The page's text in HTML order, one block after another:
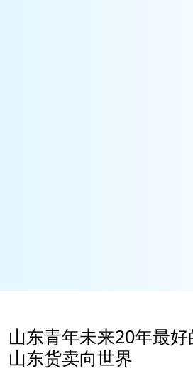
山东青年未来20年最
山东货卖向世界